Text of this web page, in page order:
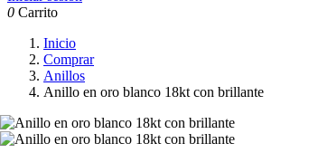
0 Carrito
Inicio
Comprar
Anillos
Anillo en oro blanco 18kt con brillante